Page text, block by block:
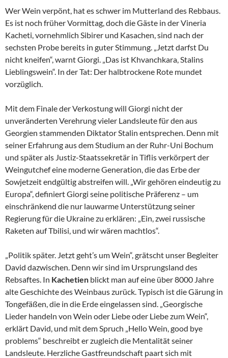
Wer Wein verpönt, hat es schwer im Mutterland des Rebbaus.
Es ist noch früher Vormittag, doch die Gäste in der Vineria
Kacheti, vornehmlich Sibirer und Kasachen, sind nach der
sechsten Probe bereits in guter Stimmung. „Jetzt darfst Du
nicht kneifen“, warnt Giorgi. „Das ist Khvanchkara, Stalins
Lieblingswein“. In der Tat: Der halbtrockene Rote mundet
vorzüglich.
Mit dem Finale der Verkostung will Giorgi nicht der
unveränderten Verehrung vieler Landsleute für den aus
Georgien stammenden Diktator Stalin entsprechen. Denn mit
seiner Erfahrung aus dem Studium an der Ruhr-Uni Bochum
und später als Justiz-Staatssekretär in Tiflis verkörpert der
Weingutchef eine moderne Generation, die das Erbe der
Sowjetzeit endgültig abstreifen will. „Wir gehören eindeutig zu
Europa“, definiert Giorgi seine politische Präferenz – um
einschränkend die nur lauwarme Unterstützung seiner
Regierung für die Ukraine zu erklären: „Ein, zwei russische
Raketen auf Tbilisi, und wir wären machtlos“.
„Politik später. Jetzt geht’s um Wein“, grätscht unser Begleiter
David dazwischen. Denn wir sind im Ursprungsland des
Rebsaftes. In Kachetien blickt man auf eine über 8000 Jahre
alte Geschichte des Weinbaus zurück. Typisch ist die Gärung in
Tongefäßen, die in die Erde eingelassen sind. „Georgische
Lieder handeln von Wein oder Liebe oder Liebe zum Wein“,
erklärt David, und mit dem Spruch „Hello Wein, good bye
problems“ beschreibt er zugleich die Mentalität seiner
Landsleute. Herzliche Gastfreundschaft paart sich mit